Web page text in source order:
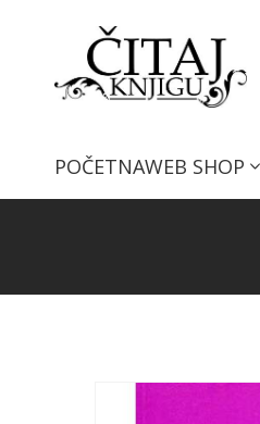
POČETNAWEB SHOP